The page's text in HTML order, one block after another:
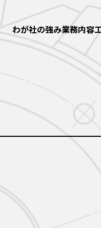
わが社の強み業務内容